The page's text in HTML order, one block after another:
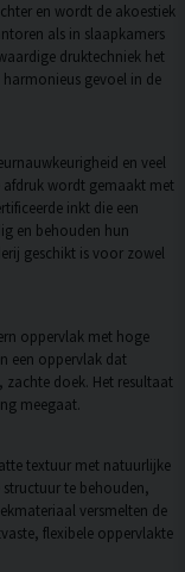
en wordt de akoestiek
als in slaapkamers
druktechniek het
gevoel in de
en veel
afdruk wordt gemaakt met
inkt die een
en behouden hun
geschikt is voor zowel
oppervlak met hoge
een oppervlak dat
doek. Het resultaat
meegaat.
textuur met natuurlijke
te behouden,
versmelten de
flexibele oppervlakte